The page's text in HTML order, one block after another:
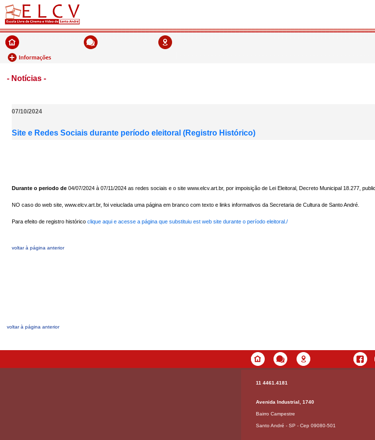
- Notícias -
07/10/2024
Site e Redes Sociais durante período eleitoral (Registro Histórico)
Durante o periodo de 04/07/2024 à 07/11/2024 as redes sociais e o site www.elcv.art.br, por impoisição de Lei Eleitoral, Decreto Municipal 18.277,
NO caso do web site, www.elcv.art.br, foi veiuclada uma página em branco com texto e links informativos da Secretaria de Cultura de Santo André.
Para efeito de registro histórico clique aqui e acesse a página que substituiu est web site durante o período eleitoral./
voltar à página anterior
voltar à página anterior
11 4461.4181
Avenida Industrial, 1740
Bairro Campestre
Santo André - SP - Cep 09080-501